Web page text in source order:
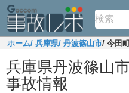
ホーム/ 兵庫県/ 丹波篠山市/ 今田
兵庫県丹波篠山
事故情報